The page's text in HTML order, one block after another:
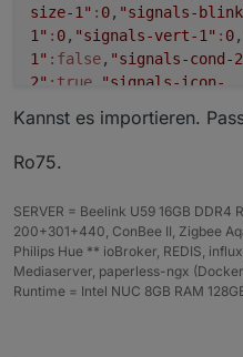
size-1" : 0, "signals-
1" : 0, "signals-vert-1" : 0,
1" :false, "signals-cond-
2" :true
"signals-icon-
size-2": 0,"signals-
2":
format":"", "lc-
horz": "right","lc-
horz":0 ,"lc-font-size":
family":"","lc-font-
Kannst es importieren.
Ro75.
SERVER = Beelink U59 16GB DDR4
200+301+440, ConBee II, Zigbee
Philips Hue ** ioBroker, REDIS,
Mediaserver, paperless-ngx
Runtime = Intel NUC 8GB RAM